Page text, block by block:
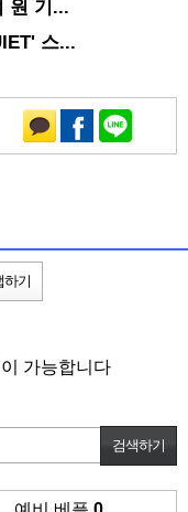
원 기...
스...
하기
가능합니다